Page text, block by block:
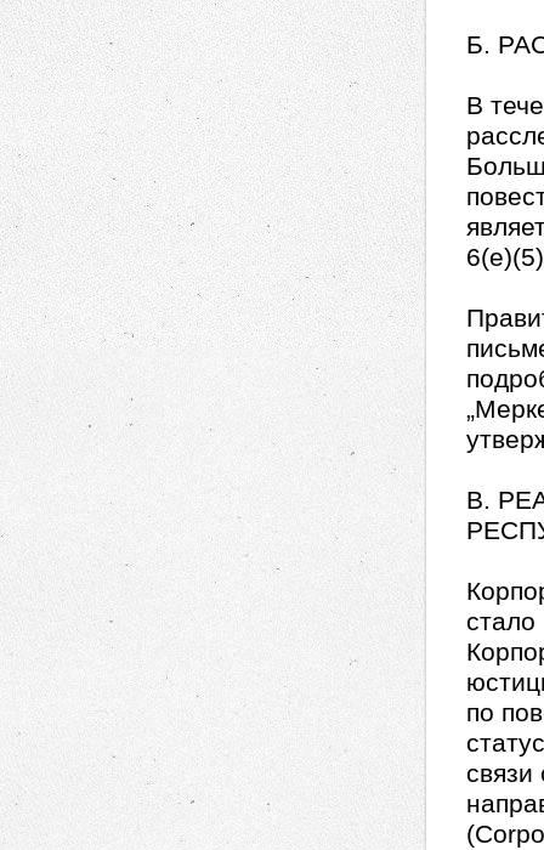
Б.
В
В.
стало
по